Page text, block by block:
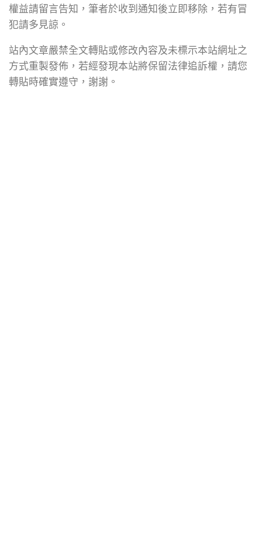
權益請留言告知，筆者於收到通知後立即移除，若有冒
犯請多見諒。
站內文章嚴禁全文轉貼或修改內容及未標示本站網址之
方式重製發佈，若經發現本站將保留法律追訴權，請您
轉貼時確實遵守，謝謝。